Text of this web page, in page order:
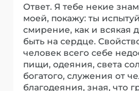
Ответ. Я тебе некие
моей, покажу: ты
смирение, как и всякая
быть на сердце.
человек всего себе
пищи, одеяния, света
богатого, служения от
благодеяния, зная, что